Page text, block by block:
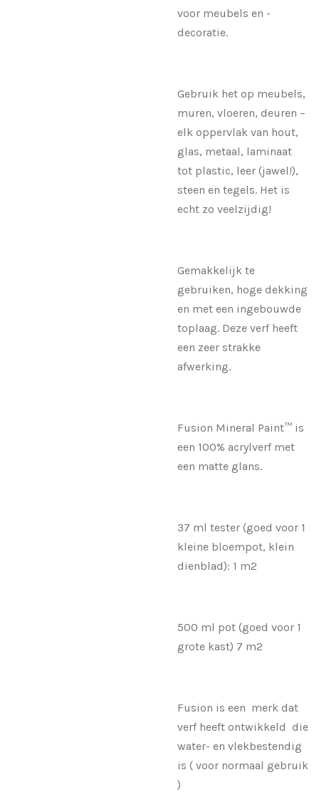
voor meubels en -
decoratie.
Gebruik het op meubels,
muren, vloeren, deuren –
elk oppervlak van hout,
glas, metaal, laminaat
tot plastic, leer (jawel!),
steen en tegels. Het is
echt zo veelzijdig!
Gemakkelijk te
gebruiken, hoge dekking
en met een ingebouwde
toplaag. Deze verf heeft
een zeer strakke
afwerking.
Fusion Mineral Paint™ is
een 100% acrylverf met
een matte glans.
37 ml tester (goed voor 1
kleine bloempot, klein
dienblad): 1 m2
500 ml pot (goed voor 1
grote kast) 7 m2
Fusion is een merk dat
verf heeft ontwikkeld die
water- en vlekbestendig
is ( voor normaal gebruik
)